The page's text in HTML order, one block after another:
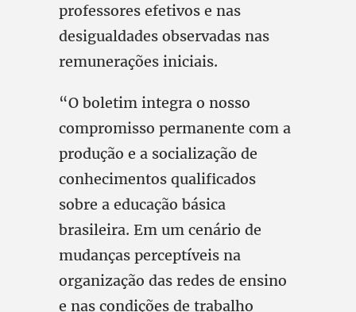
professores efetivos e nas
desigualdades observadas nas
remunerações iniciais.
“O boletim integra o nosso
compromisso permanente com a
produção e a socialização de
conhecimentos qualificados
sobre a educação básica
brasileira. Em um cenário de
mudanças perceptíveis na
organização das redes de ensino
e nas condições de trabalho